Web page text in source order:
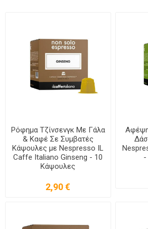
Ρόφημα Τζίνσενγκ Με Γάλα
& Καφέ Σε Συμβατές
Κάψουλες με Nespresso IL
Caffe Italiano Ginseng - 10
Κάψουλες
2,90 €
-